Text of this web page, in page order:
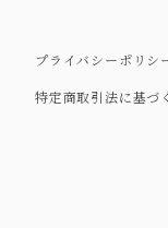
プライバシーポリシ
特定商取引法に基づ